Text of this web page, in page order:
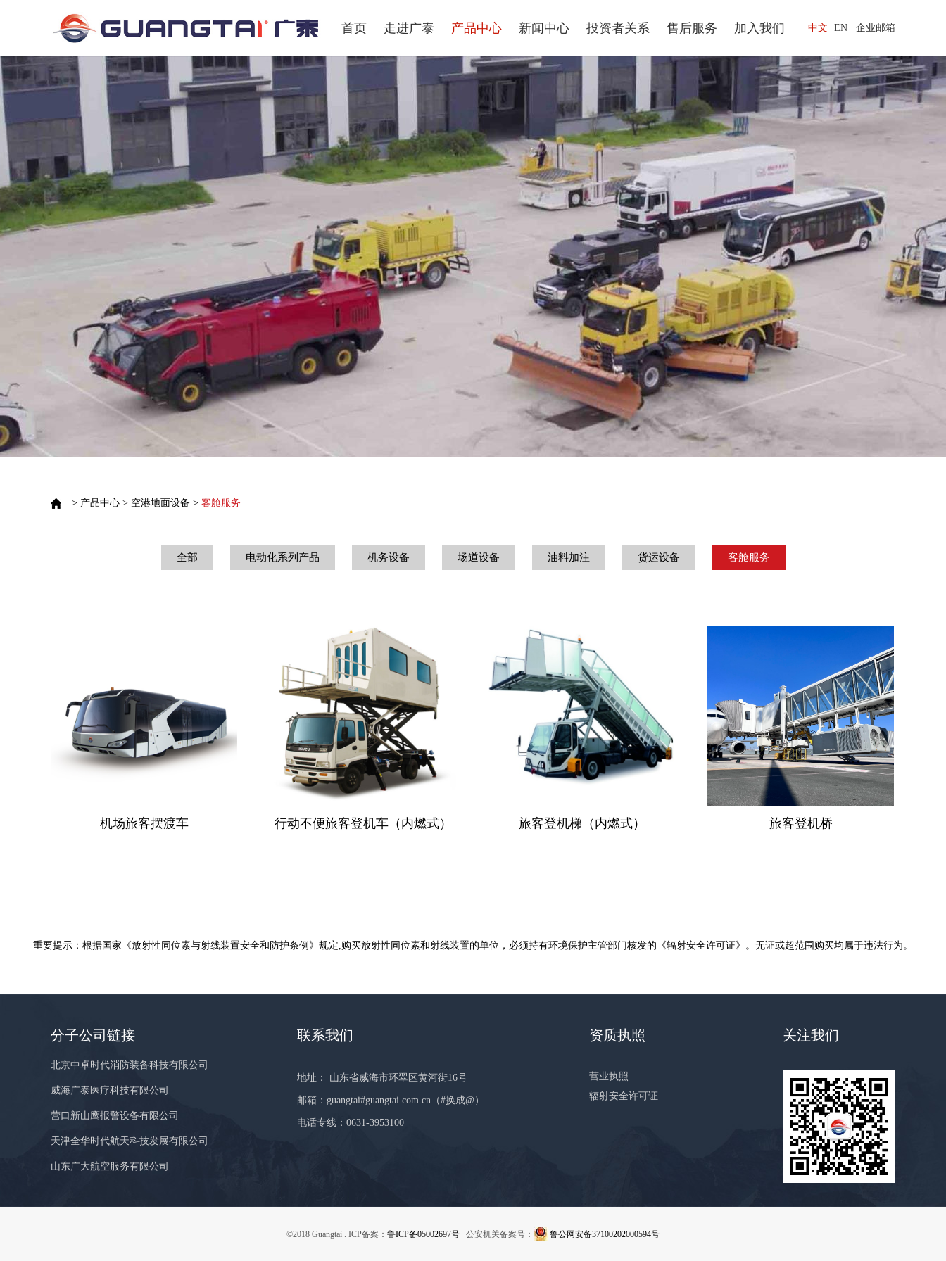
首页 走进广泰 产品中心 新闻中心 投资者关系 售后服务 加入我们 中文 EN 企业邮箱
> 产品中心 > 空港地面设备 > 客舱服务
全部 电动化系列产品 机务设备 场道设备 油料加注 货运设备 客舱服务
机场旅客摆渡车 行动不便旅客登机车（内燃式） 旅客登机梯（内燃式） 旅客登机桥
重要提示： 根据国家《放射性同位素与射线装置安全和防护条例》规定,购买放射性同位素和射线装置的单位，必须持有环境保护主管部门核发的《辐射安全许可证》。无证或超范围购买均属于违法行为。
分子公司链接
北京中卓时代消防装备科技有限公司
威海广泰医疗科技有限公司
营口新山鹰报警设备有限公司
天津全华时代航天科技发展有限公司
山东广大航空服务有限公司
联系我们
地址： 山东省威海市环翠区黄河街16号
邮箱：guangtai#guangtai.com.cn（#换成@）
电话专线：0631-3953100
资质执照
营业执照
辐射安全许可证
关注我们
©2018 Guangtai . ICP备案： 鲁ICP备05002697号 公安机关备案号： 鲁公网安备37100202000594号